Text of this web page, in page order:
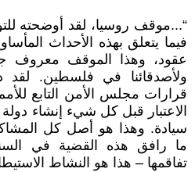
“...موقف روسيا، لقد أوضحته
فيما يتعلق بهذه الأحداث
عقود، وهذا الموقف معروف
ولأصدقائنا في فلسطين. لقد
قرارات مجلس الأمن التابع
الاعتبار قبل كل شيء إنشاء
سيادة. وهذا هو أصل كل
ما رافق هذه القضية في
تفاقمها – هذا هو النشاط